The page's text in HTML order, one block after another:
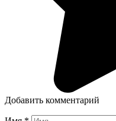
Добавить комментарий